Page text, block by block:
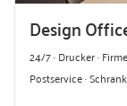
Design
24/7 · Drucker ·
Postservice ·